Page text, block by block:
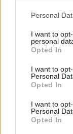
Personal
I want to
personal
Opted In
I want to
Personal
Opted In
I want to
Personal
Opted In
engedetlenségi
A Vecsési Andrássy
polgári
szolidaritást vállalt
elérni az
minimálbérhez
óraszámának
pedagógusképzést
Kora délután